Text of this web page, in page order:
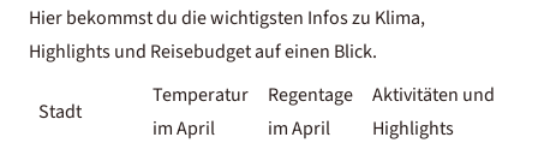
Hier bekommst du die wichtigsten Infos zu Klima,
Highlights und Reisebudget auf einen Blick.
Stadt
Temperatur
im April
Regentage
im April
Aktivitäten und
Highlights